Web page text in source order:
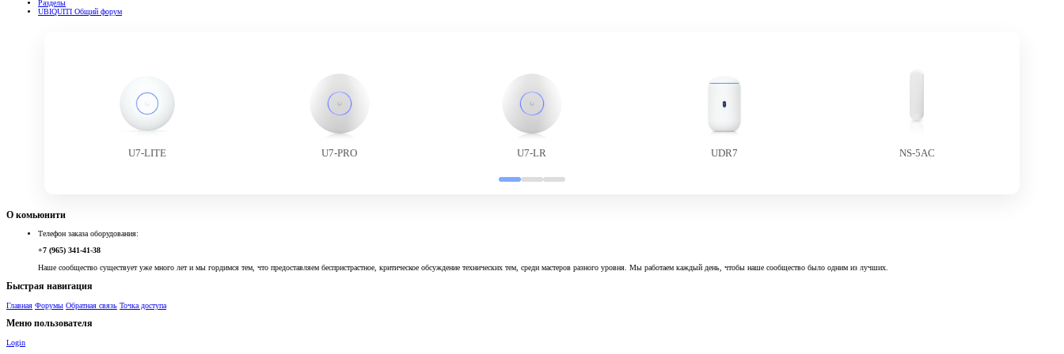
Разделы
UBIQUITI Общий форум
U7-LITE U7-PRO U7-LR UDR7 NS-5AC
О комьюнити
Телефон заказа оборудования:
+7 (965) 341-41-38
Наше сообщество существует уже много лет и мы гордимся тем, что предоставляем беспристрастное, критическое обсуждение технических тем, среди мастеров разного уровня. Мы работаем каждый день, чтобы наше сообщество было одним из лучших.
Быстрая навигация
Главная Форумы Обратная связь Точка доступа
Меню пользователя
Login